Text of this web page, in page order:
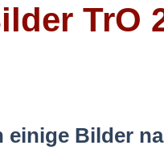
TrO
einige Bilder